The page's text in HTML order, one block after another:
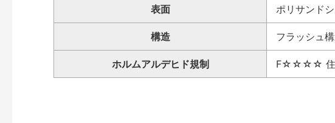
表面 ポリサンド
構造 フラッシュ
ホルムアルデヒド規制 F☆☆☆☆ 住